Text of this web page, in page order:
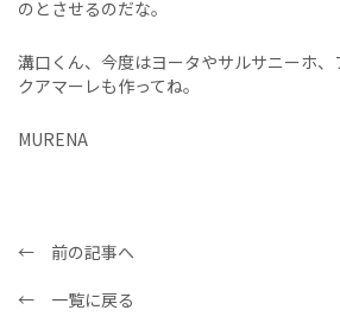
のとさせるのだな。
溝口くん、今度はヨータやサルサニーホ
クアマーレも作ってね。
MURENA
← 前の記事へ
← 一覧に戻る